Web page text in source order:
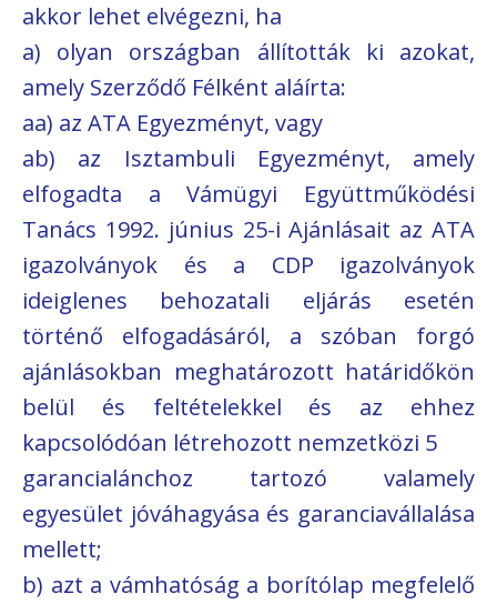
akkor lehet elvégezni, ha
a) olyan országban állították ki azokat,
amely Szerződő Félként aláírta:
aa) az ATA Egyezményt, vagy
ab) az Isztambuli Egyezményt, amely
elfogadta a Vámügyi Együttműködési
Tanács 1992. június 25-i Ajánlásait az ATA
igazolványok és a CDP igazolványok
ideiglenes behozatali eljárás esetén
történő elfogadásáról, a szóban forgó
ajánlásokban meghatározott határidőkön
belül és feltételekkel és az ehhez
kapcsolódóan létrehozott nemzetközi 5
garancialánchoz tartozó valamely
egyesület jóváhagyása és garanciavállalása
mellett;
b) azt a vámhatóság a borítólap megfelelő